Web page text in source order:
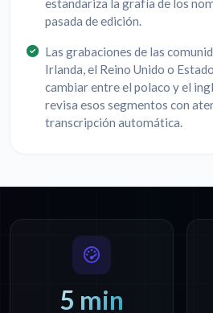
estandariza la grafía de los
pasada de edición.
Las grabaciones de las
Irlanda, el Reino Unido o
cambiar entre el polaco y el
revisa esos segmentos con
transcripción automática.
5 min